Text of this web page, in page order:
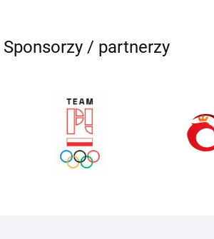
Sponsorzy / partnerzy